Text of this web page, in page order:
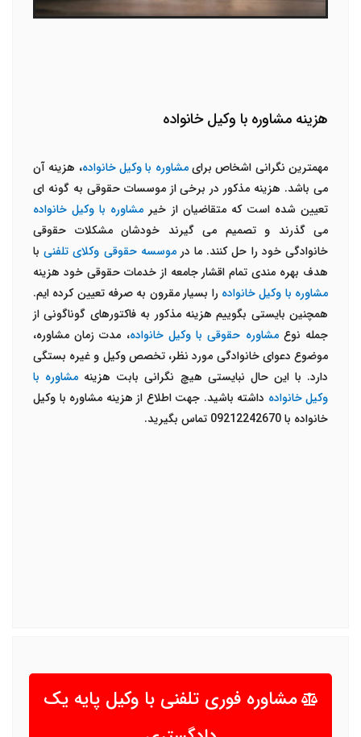
هزینه مشاوره با وکیل خانواده
مهمترین نگرانی اشخاص برایمشاوره با وکیل خانواده، هزینه آن
می باشد. هزینه مذکور در برخی از موسسات حقوقی به گونه ای
تعیین شده است که متقاضیان از خیر مشاوره با وکیل خانواده
می گذرند و تصمیم می گیرند خودشان مشکلات حقوقی
خانوادگی خود را حل کنند. ما درموسسه حقوقی وکلای تلفنیبا
هدف بهره مندی تمام اقشار جامعه از خدمات حقوقی خود هزینه
مشاوره با وکیل خانوادهرا بسیار مقرون به صرفه تعیین کرده ایم.
همچنین بایستی بگوییم هزینه مذکور به فاکتورهای گوناگونی از
جمله نوعمشاوره حقوقی با وکیل خانواده، مدت زمان مشاوره،
موضوع دعوای خانوادگی مورد نظر، تخصص وکیل و غیره بستگی
دارد. با این حال نبایستی هیچ نگرانی بابت هزینه مشاوره با
وکیل خانواده داشته باشید. جهت اطلاع از هزینه مشاوره با وکیل
خانواده با 09212242670 تماس بگیرید.
مشاوره فوری تلفنی با وکیل پایه یک